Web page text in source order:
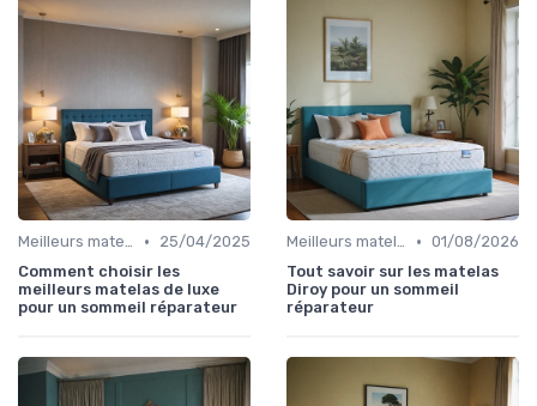
Meilleurs matelas de l'année •
25/04/2025
Comment choisir les
meilleurs matelas de luxe
pour un sommeil réparateur
Meilleurs matelas de l'année • 01/08/2026
Tout savoir sur les matelas
Diroy pour un sommeil
réparateur